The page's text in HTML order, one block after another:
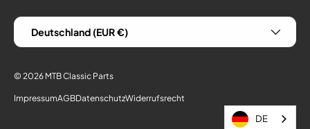
Land/Region
Deutschland (EUR €)
© 2026 MTB Classic Parts
ImpressumAGBDatenschutzWiderrufsrecht
DE